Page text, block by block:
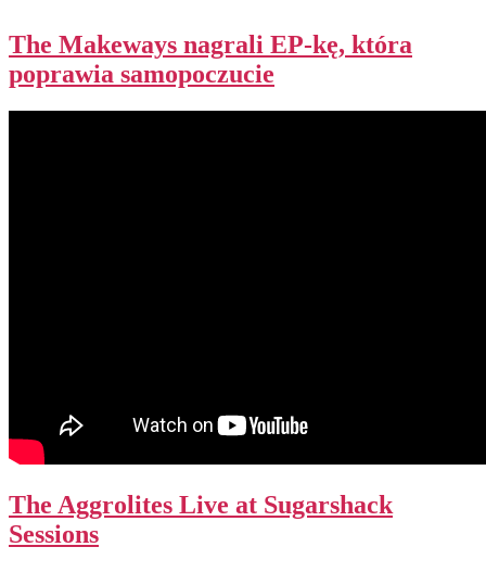
The Makeways nagrali EP-kę, która
poprawia samopoczucie
The Aggrolites Live at Sugarshack
Sessions